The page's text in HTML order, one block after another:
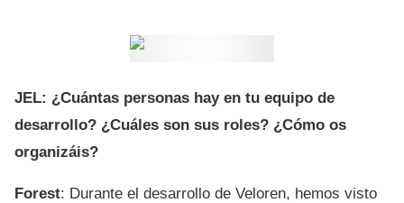
JEL: ¿Cuántas personas hay en tu equipo de
desarrollo? ¿Cuáles son sus roles? ¿Cómo os
organizáis?
Forest: Durante el desarrollo de Veloren, hemos visto